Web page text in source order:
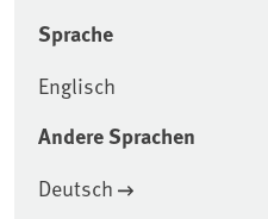
Sprache
Englisch
Andere Sprachen
Deutsch